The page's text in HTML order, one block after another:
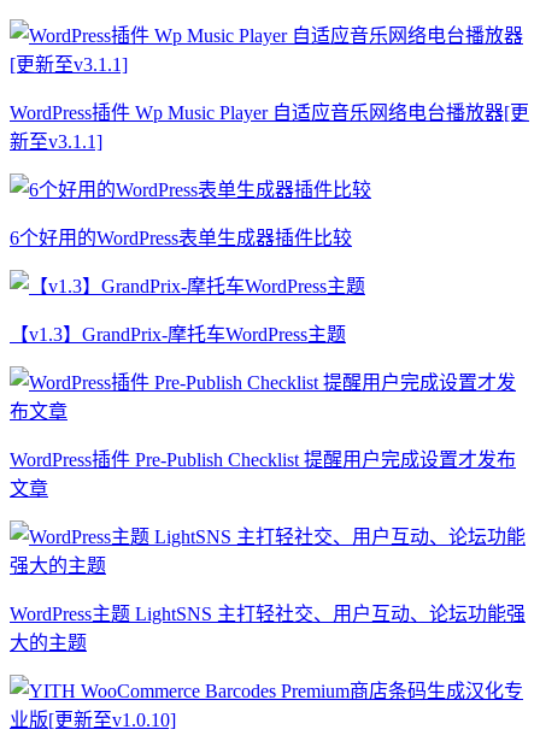
WordPress插件 Wp Music Player 自适应音乐网络电台播放器[更
新至v3.1.1]
6个好用的WordPress表单生成器插件比较
【v1.3】GrandPrix-摩托车WordPress主题
WordPress插件 Pre-Publish Checklist 提醒用户完成设置才发布
文章
WordPress主题 LightSNS 主打轻社交、用户互动、论坛功能强
大的主题